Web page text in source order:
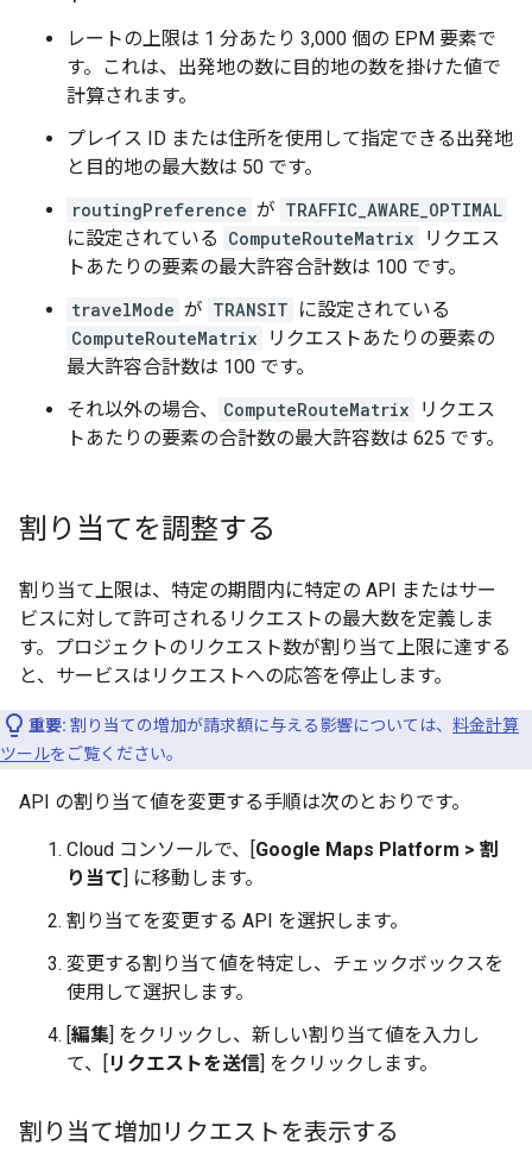
レートの上限は 1 分あたり 3,000 個の EPM 要素で
す。これは、出発地の数に目的地の数を掛けた値で
計算されます。
プレイス ID または住所を使用して指定できる出発地
と目的地の最大数は 50 です。
routingPreference が TRAFFIC_AWARE_OPTIMAL
に設定されている ComputeRouteMatrix
リクエス
トあたりの要素の最大許容合計数は 100 です。
travelMode が TRANSIT に設定されている
ComputeRouteMatrix
リクエストあたりの要素の
最大許容合計数は 100 です。
それ以外の場合、
ComputeRouteMatrix
リクエス
トあたりの要素の合計数の最大許容数は 625 です。
割り当てを調整する
割り当て上限は、特定の期間内に特定の API またはサー
ビスに対して許可されるリクエストの最大数を定義しま
す。プロジェクトのリクエスト数が割り当て上限に達する
と、サービスはリクエストへの応答を停止します。
重要: 割り当ての増加が請求額に与える影響については、 料金計算
ツールをご覧ください。
API の割り当て値を変更する手順は次のとおりです。
Cloud コンソールで、[Google Maps Platform > 割
り当て] に移動します。
割り当てを変更する API を選択します。
変更する割り当て値を特定し、チェックボックスを
使用して選択します。
[編集] をクリックし、新しい割り当て値を入力し
て、[リクエストを送信] をクリックします。
割り当て増加リクエストを表示する